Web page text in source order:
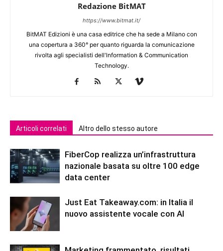
Redazione BitMAT
https://www.bitmat.it/
BitMAT Edizioni è una casa editrice che ha sede a Milano con
una copertura a 360° per quanto riguarda la comunicazione
rivolta agli specialisti dell'lnformation & Communication
Technology.
Articoli correlati Altro dello stesso autore
FiberCop realizza un’infrastruttura
nazionale basata su oltre 100 edge
data center
Just Eat Takeaway.com: in Italia il
nuovo assistente vocale con AI